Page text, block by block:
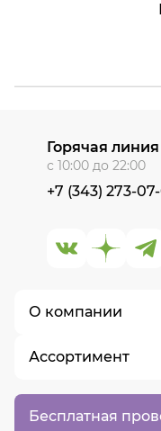
Бесплатная
О компании
О нас
Контакты
Вакансии
Ассортимент
Горячая линия
с 10:00 до 22:00
+7 (343) 273-